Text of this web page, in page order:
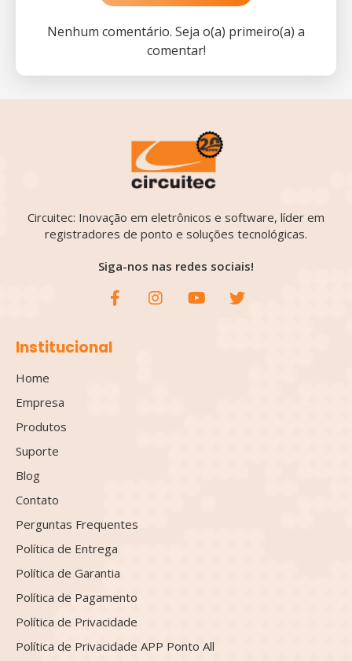
Nenhum comentário. Seja o(a) primeiro(a) a
comentar!
Circuitec: Inovação em eletrônicos e software, líder em
registradores de ponto e soluções tecnológicas.
Siga-nos nas redes sociais!
Institucional
Home
Empresa
Produtos
Suporte
Blog
Contato
Perguntas Frequentes
Política de Entrega
Política de Garantia
Política de Pagamento
Política de Privacidade
Política de Privacidade APP Ponto All